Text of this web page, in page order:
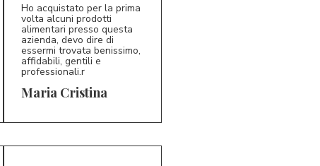
MC 5/5
Ho acquistato per la prima
volta alcuni prodotti
alimentari presso questa
azienda, devo dire di
essermi trovata benissimo,
affidabili, gentili e
professionali.r
Maria Cristina